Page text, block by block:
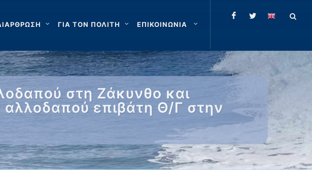
ΓΙΑ ΤΟΝ ΠΟΛΙΤΗ ΕΠΙΚΟΙΝΩΝΙΑ
στη Ζάκυνθο και
αλλοδαπού επιβάτη Θ/Γ στην